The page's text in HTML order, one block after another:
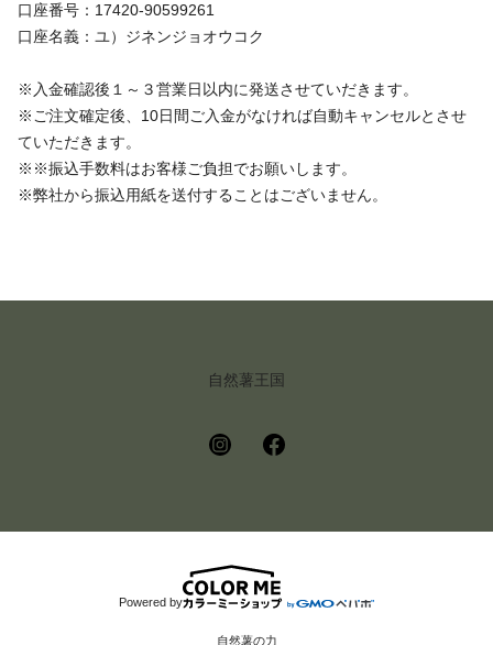
口座番号：17420-90599261
口座名義：ユ）ジネンジョオウコク
※入金確認後１～３営業日以内に発送させていだきます。
※ご注文確定後、10日間ご入金がなければ自動キャンセルとさせ
ていただきます。
※※振込手数料はお客様ご負担でお願いします。
※弊社から振込用紙を送付することはございません。
自然薯王国
Powered by
自然薯の力